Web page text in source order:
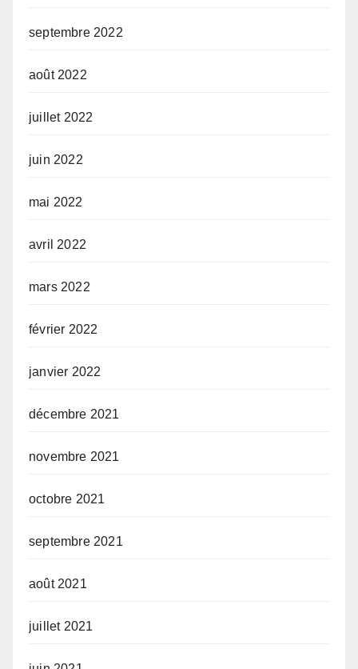
septembre 2022
août 2022
juillet 2022
juin 2022
mai 2022
avril 2022
mars 2022
février 2022
janvier 2022
décembre 2021
novembre 2021
octobre 2021
septembre 2021
août 2021
juillet 2021